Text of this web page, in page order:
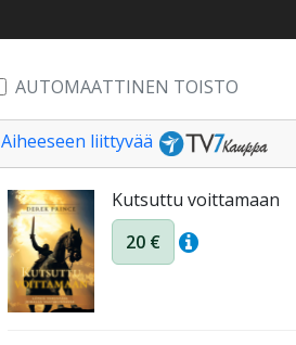
AUTOMAATTINEN TOISTO
Aiheeseen liittyvää
Kutsuttu voittamaan
20 €